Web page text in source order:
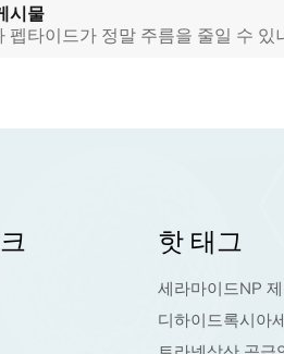
시물
펩타이드가 정말 주름을 줄일 수 있
핫 태그
세라마이드NP
디하이드록시아